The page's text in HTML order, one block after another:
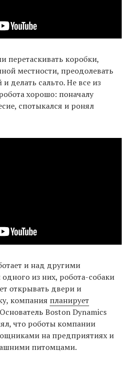
перетаскивать коробки,
местности, преодолевать
делать сальто. Не все из
хорошо: поначалу
спотыкался и ронял
и над другими
из них, робота-собаки
открывать двери и
компания планирует
Boston Dynamics
что роботы компании
на предприятиях и
питомцами.